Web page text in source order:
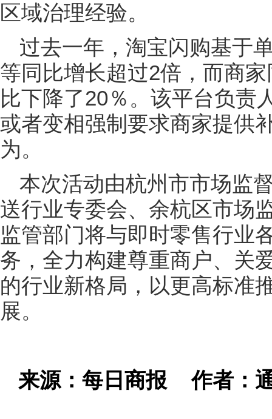
区域治理经验。
过去一年，淘宝闪购基于
等同比增长超过2倍，而商
比下降了20％。该平台负责
或者变相强制要求商家提供
为。
本次活动由杭州市市场监
送行业专委会、余杭区市场
监管部门将与即时零售行业
务，全力构建尊重商户、关
的行业新格局，以更高标准
展。
来源：每日商报作者：